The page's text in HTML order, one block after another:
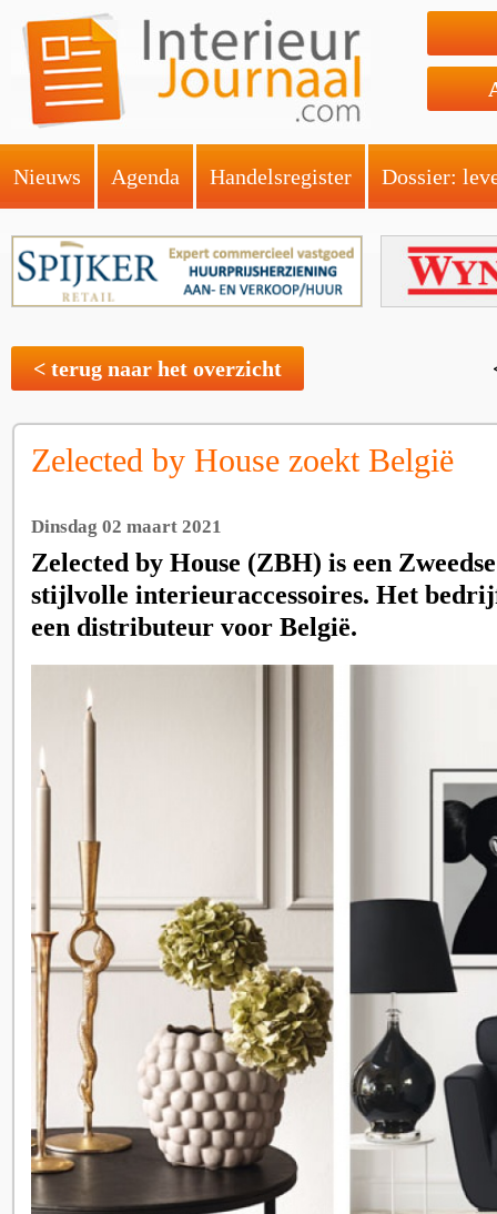
Nieuws Agenda Handelsregister Dossier:
< terug naar het overzicht
Zelected by House zoekt België
Dinsdag 02 maart 2021
Zelected by House (ZBH) is een
stijlvolle interieuraccessoires. Het
een distributeur voor België.